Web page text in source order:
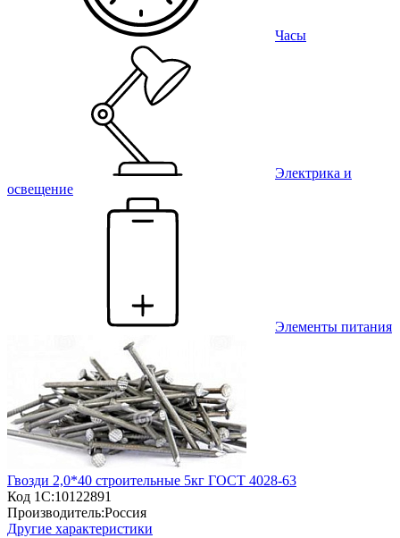
Часы
Электрика и
освещение
Элементы питания
Гвозди 2,0*40 строительные 5кг ГОСТ 4028-63
Код 1С:10122891
Производитель:Россия
Другие характеристики